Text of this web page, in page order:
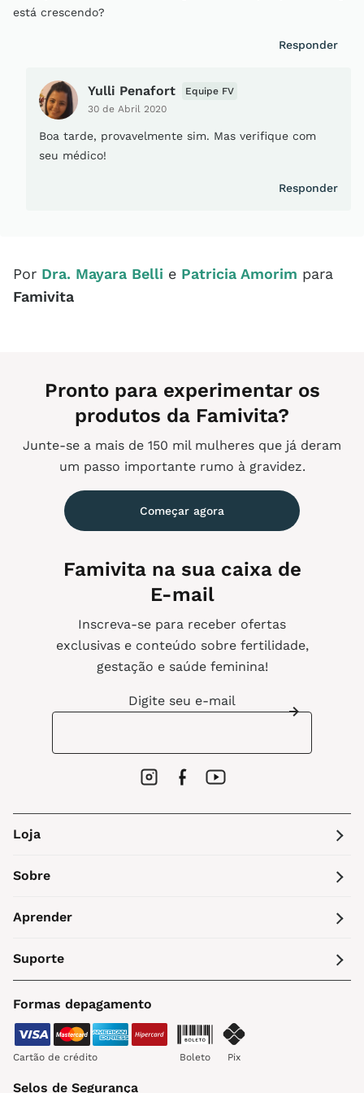
está crescendo?
Responder
Yulli Penafort
30 de Abril 2020
Equipe FV
Boa tarde, provavelmente sim. Mas verifique com
seu médico!
Responder
Por Dra. Mayara Belli e Patricia Amorim para
Famivita
Pronto para experimentar os
produtos da Famivita?
Junte-se a mais de 150 mil mulheres que já deram
um passo importante rumo à gravidez.
Começar agora
Famivita na sua caixa de
E-mail
Inscreva-se para receber ofertas
exclusivas e conteúdo sobre fertilidade,
gestação e saúde feminina!
Digite seu e-mail
Loja
Sobre
Aprender
Suporte
Formas depagamento
Cartão de crédito Boleto Pix
Selos de Segurança